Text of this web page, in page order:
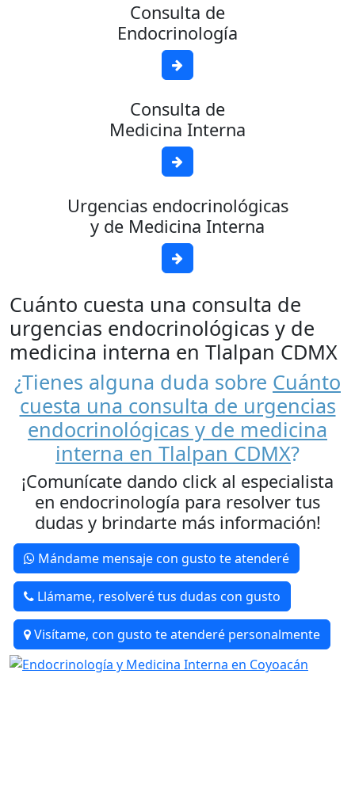
Consulta de
Endocrinología
Consulta de
Medicina Interna
Urgencias endocrinológicas
y de Medicina Interna
Cuánto cuesta una consulta de
urgencias endocrinológicas y de
medicina interna en Tlalpan CDMX
¿Tienes alguna duda sobre Cuánto
cuesta una consulta de urgencias
endocrinológicas y de medicina
interna en Tlalpan CDMX?
¡Comunícate dando click al especialista
en endocrinología para resolver tus
dudas y brindarte más información!
Mándame mensaje con gusto te atenderé
Llámame, resolveré tus dudas con gusto
Visítame, con gusto te atenderé personalmente